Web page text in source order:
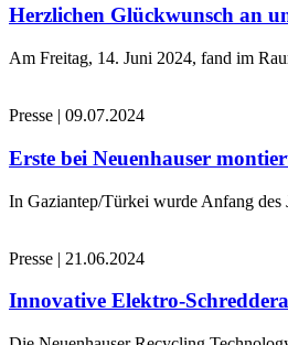
Herzlichen Glückwunsch an
Am Freitag, 14. Juni 2024, fand im
Presse | 09.07.2024
Erste bei Neuenhauser
In Gaziantep/Türkei wurde Anfang
Presse | 21.06.2024
Innovative Elektro-